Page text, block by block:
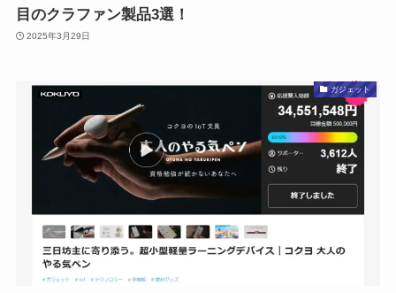
目のクラファン製品3選！
2025年3月29日
ガジェット